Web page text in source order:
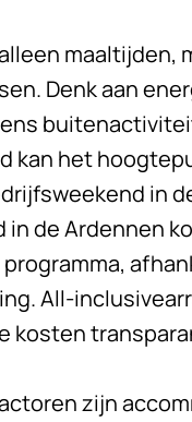
maaltijden,
Denk aan
kan het
in
in de Ardennen
All-
kosten
zijn